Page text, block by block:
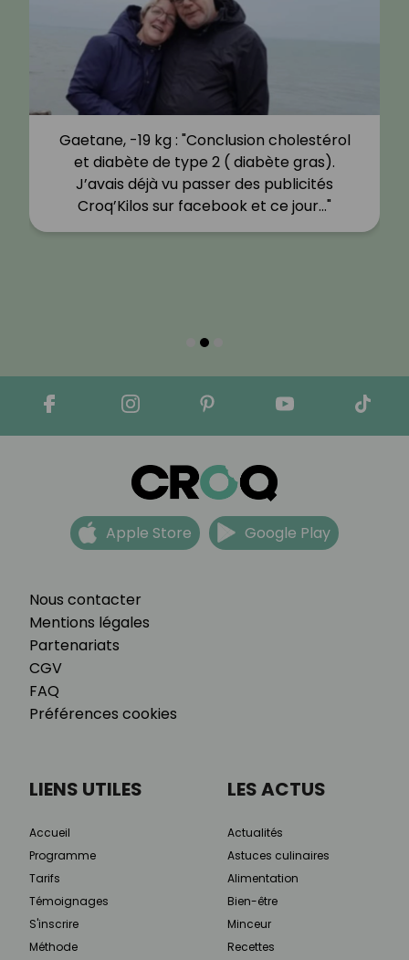
Gaetane, -19 kg : "Conclusion cholestérol
et diabète de type 2 ( diabète gras).
J’avais déjà vu passer des publicités
Croq’Kilos sur facebook et ce jour…"
Nous contacter
Mentions légales
Partenariats
CGV
FAQ
Préférences cookies
Apple Store Google Play
LIENS UTILES
Accueil
Programme
Tarifs
Témoignages
S'inscrire
Méthode
LES ACTUS
Actualités
Astuces culinaires
Alimentation
Bien-être
Minceur
Recettes